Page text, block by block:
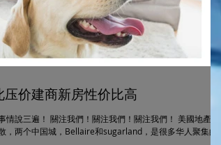
价建商新房性价比高
說三遍！ 關注我們！關注我們！關注我們！ 美國地產及
两个中国城，Bellaire和sugarland，是很多华人聚集的地